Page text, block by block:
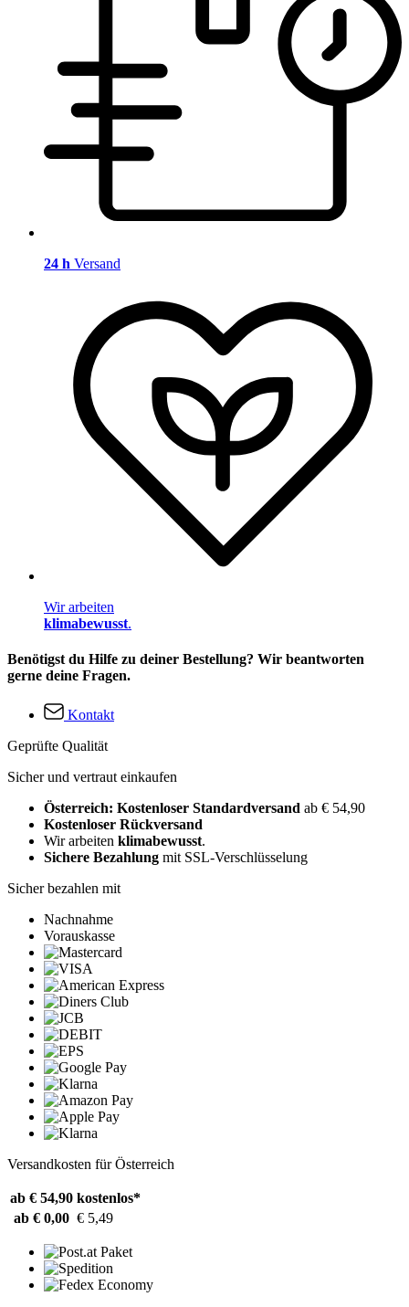
24 h Versand
Wir arbeiten
klimabewusst.
Benötigst du Hilfe zu deiner Bestellung? Wir beantworten
gerne deine Fragen.
Kontakt
Geprüfte Qualität
Sicher und vertraut einkaufen
Österreich: Kostenloser Standardversand ab € 54,90
Kostenloser Rückversand
Wir arbeiten klimabewusst.
Sichere Bezahlung mit SSL-Verschlüsselung
Sicher bezahlen mit
Nachnahme
Vorauskasse
Versandkosten für Österreich
ab € 54,90 kostenlos*
ab € 0,00 € 5,49